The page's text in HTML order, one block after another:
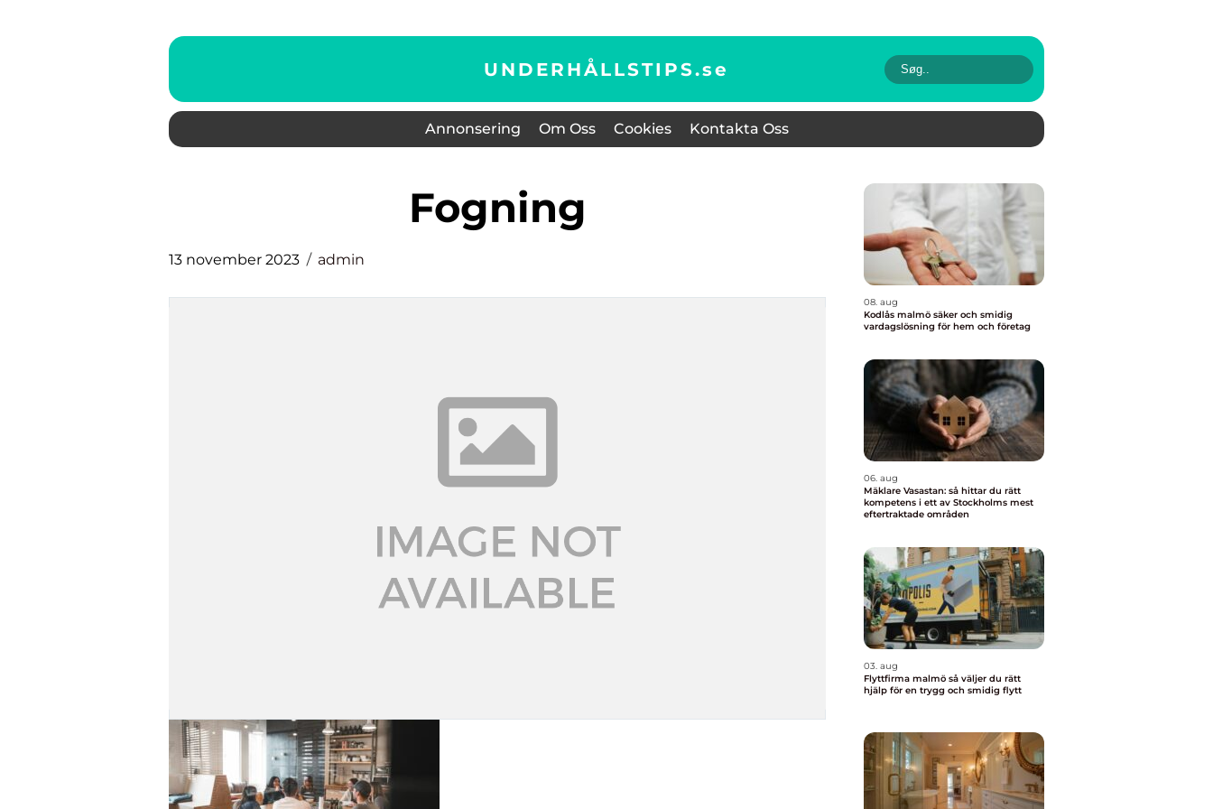
UNDERHÅLLSTIPS.se
Annonsering Om Oss Cookies Kontakta Oss
Fogning
13 november 2023 admin
08. aug
Kodlås malmö säker och smidig
vardagslösning för hem och företag
06. aug
Mäklare Vasastan: så hittar du rätt
kompetens i ett av Stockholms mest
eftertraktade områden
03. aug
Flyttfirma malmö så väljer du rätt
hjälp för en trygg och smidig flytt